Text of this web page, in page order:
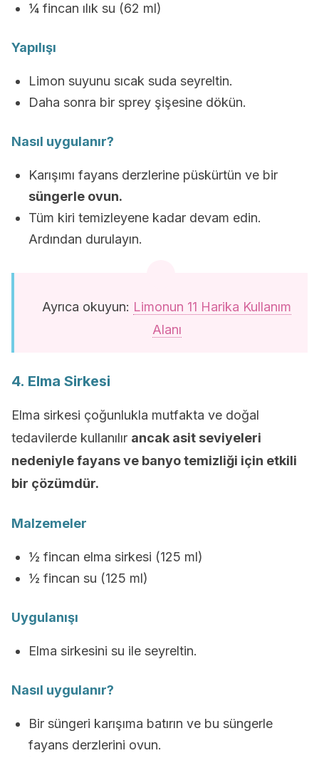
¼ fincan ılık su (62 ml)
Yapılışı
Limon suyunu sıcak suda seyreltin.
Daha sonra bir sprey şişesine dökün.
Nasıl uygulanır?
Karışımı fayans derzlerine püskürtün ve bir
süngerle ovun.
Tüm kiri temizleyene kadar devam edin.
Ardından durulayın.
Ayrıca okuyun: Limonun 11 Harika Kullanım
Alanı
4. Elma Sirkesi
Elma sirkesi çoğunlukla mutfakta ve doğal
tedavilerde kullanılır ancak asit seviyeleri
nedeniyle fayans ve banyo temizliği için etkili
bir çözümdür.
Malzemeler
½ fincan elma sirkesi (125 ml)
½ fincan su (125 ml)
Uygulanışı
Elma sirkesini su ile seyreltin.
Nasıl uygulanır?
Bir süngeri karışıma batırın ve bu süngerle
fayans derzlerini ovun.